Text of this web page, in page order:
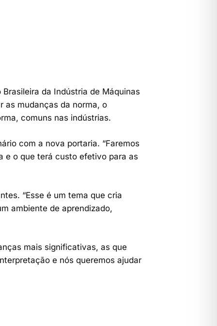
Brasileira da Indústria de Máquinas
as mudanças da norma, o
comuns nas indústrias.
com a nova portaria. “Faremos
e o que terá custo efetivo para as
“Esse é um tema que cria
ambiente de aprendizado,
mais significativas, as que
e nós queremos ajudar